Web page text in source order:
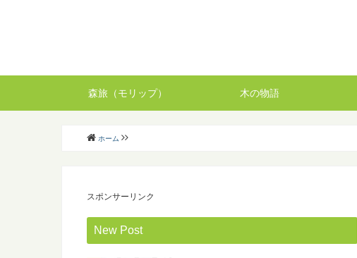
森旅（モリップ） 木の物語
ホーム
スポンサーリンク
New Post